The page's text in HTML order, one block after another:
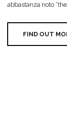
abbastanza noto
FIND OUT